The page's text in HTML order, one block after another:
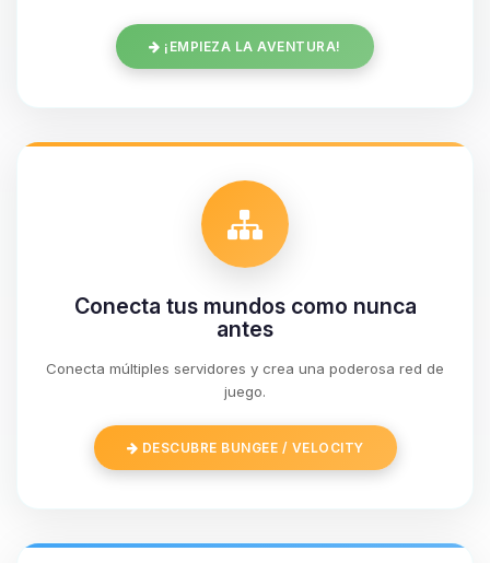
¡EMPIEZA LA AVENTURA!
Conecta tus mundos como nunca
antes
Conecta múltiples servidores y crea una poderosa red de
juego.
DESCUBRE BUNGEE / VELOCITY
Yupi, por fin alguien con quien
que necesitas y moveré mis